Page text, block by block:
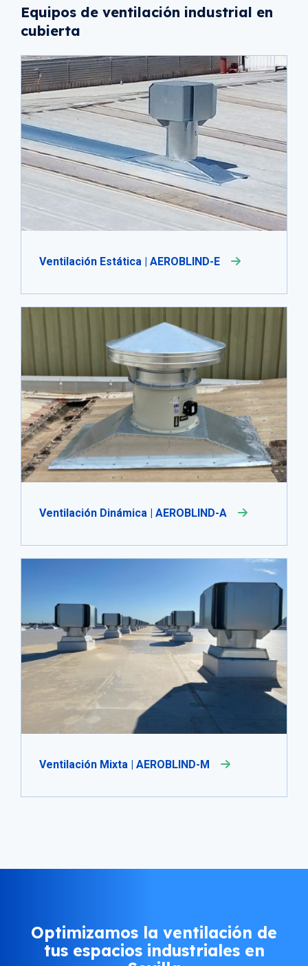
Equipos de ventilación industrial en
cubierta
Ventilación Estática | AEROBLIND-E
Ventilación Dinámica | AEROBLIND-A
Ventilación Mixta | AEROBLIND-M
Optimizamos la ventilación de
tus espacios industriales en